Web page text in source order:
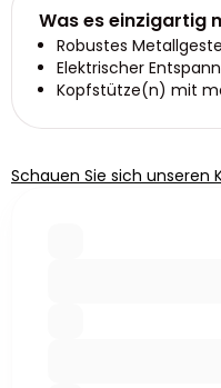
Was es einzigartig
Robustes
Elektrischer
Kopfstütze(n) mit
Schauen Sie sich unseren